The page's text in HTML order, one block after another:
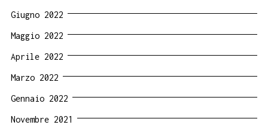
Giugno 2022
Maggio 2022
Aprile 2022
Marzo 2022
Gennaio 2022
Novembre 2021